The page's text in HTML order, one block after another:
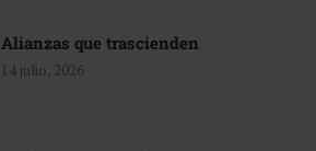
Alianzas que trascienden
14 julio, 2026